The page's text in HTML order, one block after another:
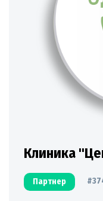
Клиника
Партнер